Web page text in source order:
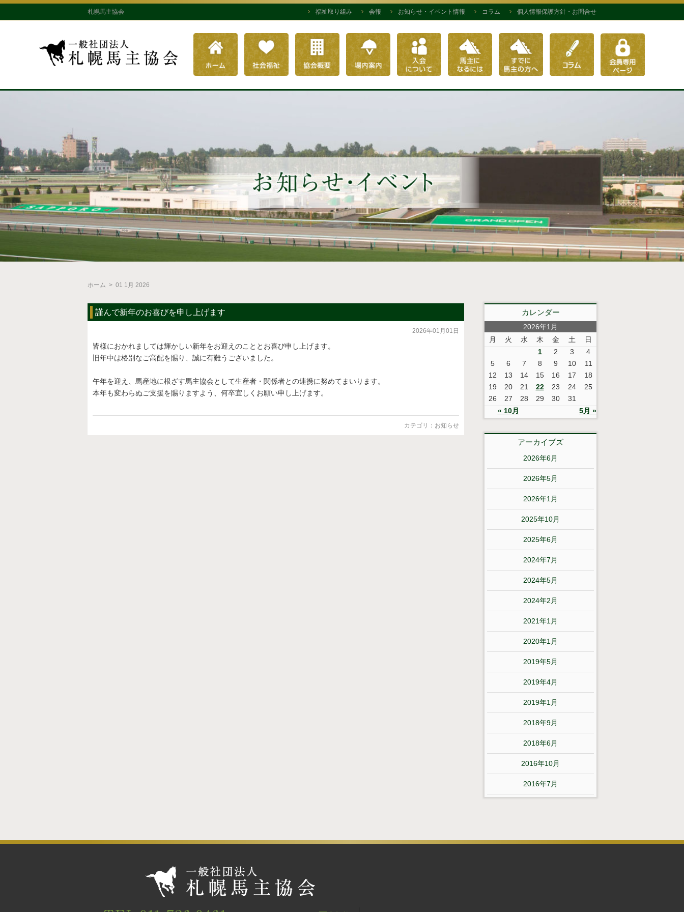
札幌馬主協会 福祉取り組み 会報 お知らせ・イベント情報 コラム 個人情報保護方針・お問合せ
ホーム > 01 1月 2026
謹んで新年のお喜びを申し上げます
2026年01月01日
皆様におかれましては輝かしい新年をお迎えのこととお喜び申し上げます。
旧年中は格別なご高配を賜り、誠に有難うございました。
午年を迎え、馬産地に根ざす馬主協会として生産者・関係者との連携に努めてまいります。
本年も変わらぬご支援を賜りますよう、何卒宜しくお願い申し上げます。
カテゴリ： お知らせ
カレンダー
2026年1月
月
火 水 木 金 土 日
« 10月 5月 »
1 2 3
4
5
6 7 8 9 10
11
12
13 14 15 16 17
18
19
20 21 22 23 24
25
26
27 28 29 30 31
アーカイブズ
2026年6月
2026年5月
2026年1月
2025年10月
2025年6月
2024年7月
2024年5月
2024年2月
2021年1月
2020年1月
2019年5月
2019年4月
2019年1月
2018年9月
2018年6月
2016年10月
2016年7月